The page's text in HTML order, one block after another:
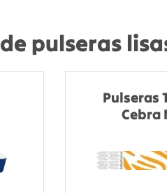
pulseras
Pulseras
Cebra